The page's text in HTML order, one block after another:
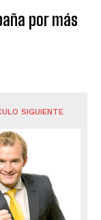
por más
SIGUIENTE